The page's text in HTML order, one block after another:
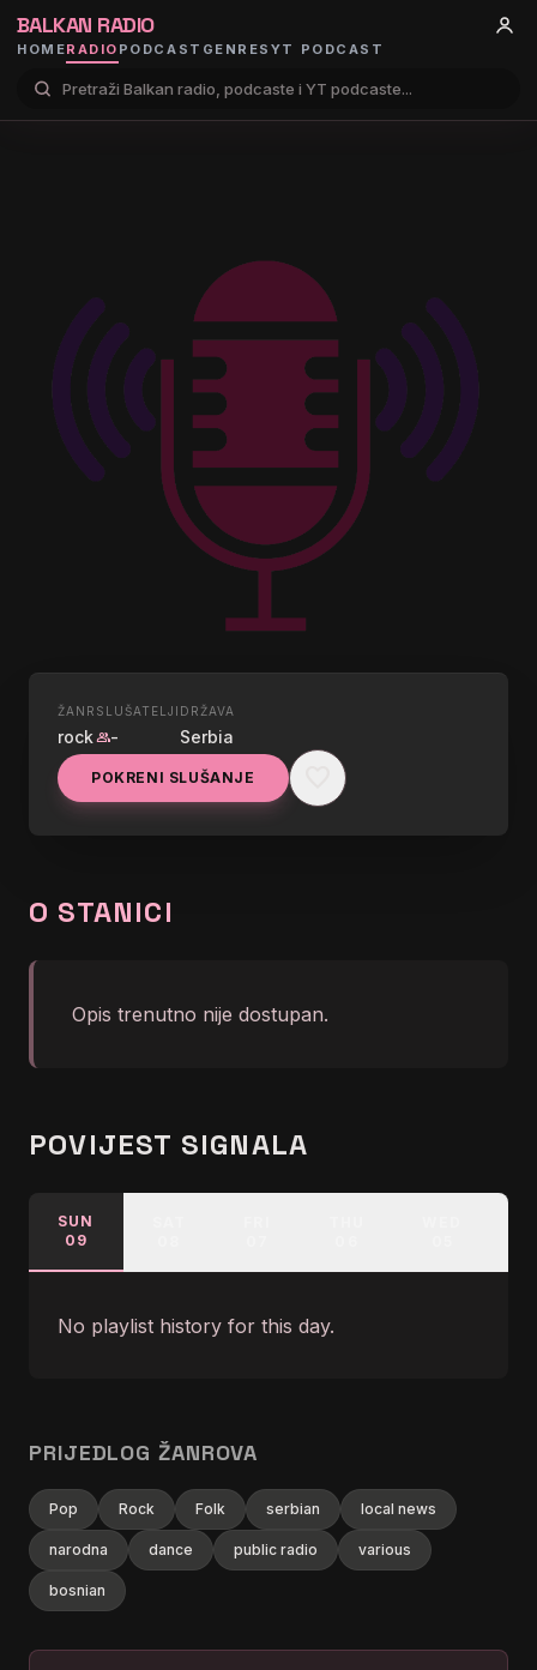
BALKAN RADIO
HOMERADIO PODCAST GENRES YT PODCAST
UŽIVO
NAXI BLUES
graphic_eq
ŽANR
rock
SLUŠATELJI
group-
DRŽAVA
Serbia
POKRENI SLUŠANJE
O STANICI
Opis trenutno nije dostupan.
POVIJEST SIGNALA
SUN
09
No playlist history for this day.
PRIJEDLOG ŽANROVA
Pop Rock Folk serbian local news
narodna dance public radio various
bosnian